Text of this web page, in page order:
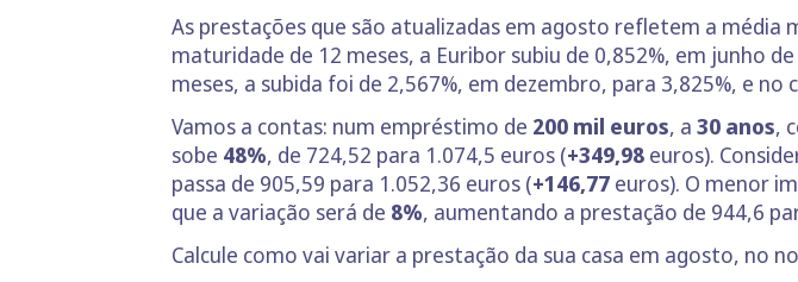
As prestações que são atualizadas em agosto refletem a média
maturidade de 12 meses, a Euribor subiu de 0,852%, em junho
meses, a subida foi de 2,567%, em dezembro, para 3,825%, e
Vamos a contas: num empréstimo de 200 mil euros, a 30 anos,
sobe 48%, de 724,52 para 1.074,5 euros (+349,98 euros).
passa de 905,59 para 1.052,36 euros (+146,77 euros). O menor
que a variação será de 8%, aumentando a prestação de 944,6
Calcule como vai variar a prestação da sua casa em agosto, no